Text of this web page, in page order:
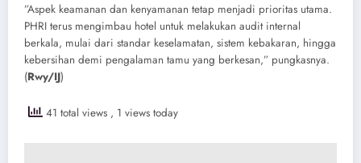
​”Aspek keamanan dan kenyamanan tetap menjadi prioritas utama.
PHRI terus mengimbau hotel untuk melakukan audit internal
berkala, mulai dari standar keselamatan, sistem kebakaran, hingga
kebersihan demi pengalaman tamu yang berkesan,” pungkasnya.
(Rwy/IJ)
41 total views , 1 views today